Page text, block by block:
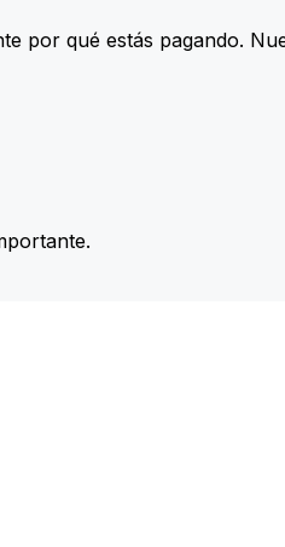
por qué estás pagando.